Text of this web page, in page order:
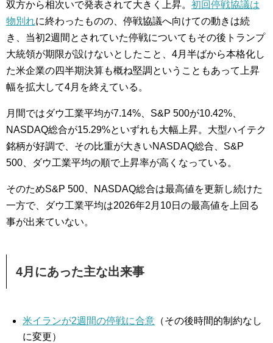
双方から相次いで発表されて大きく上昇。 初回停戦協議は
物別れに終わったものの、停戦協議へ向けての動きは続
き、当初2週間とされていた停戦についてもその後トランプ
大統領が期限が設けないとしたこと、4月半ばから本格化し
た米企業の四半期決算も概ね堅調ということもあって上昇
幅を拡大して4月を終えている。
月間ではダウ工業平均が7.14%、S&P 500が10.42%、
NASDAQ総合が15.29%といずれも大幅上昇。大型ハイテク
銘柄が好調で、その比重が大きいNASDAQ総合、S&P
500、ダウ工業平均の順で上昇率が高くなっている。
そのためS&P 500、NASDAQ総合は最高値を更新し続けた
一方で、ダウ工業平均は2026年2月10日の最高値を上回る
事が出来ていない。
4月にあった主な出来事
米イランが2週間の停戦に合意 （その後時間的制約なし
に変更）